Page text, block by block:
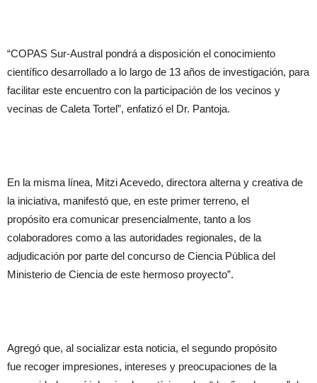
“COPAS Sur-Austral pondrá a disposición el conocimiento
científico desarrollado a lo largo de 13 años de investigación, para
facilitar este encuentro con la participación de los vecinos y
vecinas de Caleta Tortel”, enfatizó el Dr. Pantoja.
En la misma línea, Mitzi Acevedo, directora alterna y creativa de
la iniciativa, manifestó que, en este primer terreno, el
propósito era comunicar presencialmente, tanto a los
colaboradores como a las autoridades regionales, de la
adjudicación por parte del concurso de Ciencia Pública del
Ministerio de Ciencia de este hermoso proyecto”.
Agregó que, al socializar esta noticia, el segundo propósito
fue recoger impresiones, intereses y preocupaciones de la